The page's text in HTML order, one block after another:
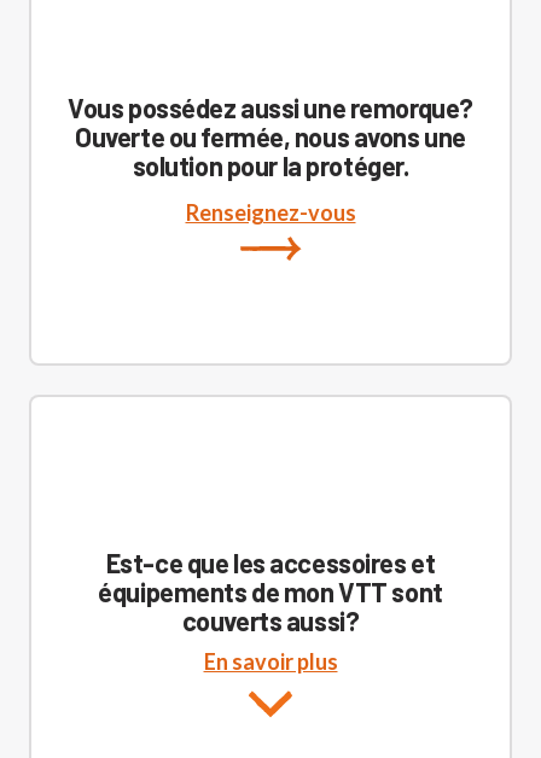
Vous possédez aussi une remorque?
Ouverte ou fermée, nous avons une
solution pour la protéger.
Renseignez-vous
Est-ce que les accessoires et
équipements de mon VTT sont
couverts aussi?
En savoir plus